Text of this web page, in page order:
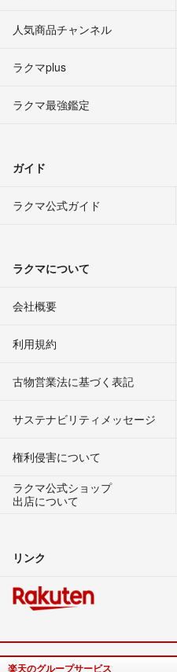
人気商品チャンネル
ラクマplus
ラクマ最強鑑定
ガイド
ラクマ公式ガイド
ラクマについて
会社概要
利用規約
古物営業法に基づく表記
サステナビリティメッセージ
権利侵害について
ラクマ公式ショップ
出店について
リンク
楽天のグループサービス